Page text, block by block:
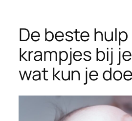
De beste hulp
krampjes bij
wat kun je